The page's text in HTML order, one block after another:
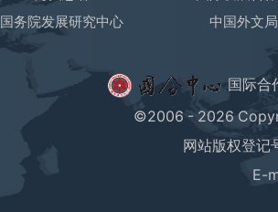
国务院发展研究中心 中国外文局
国际
©2006 - 2026
网站版权登
E-